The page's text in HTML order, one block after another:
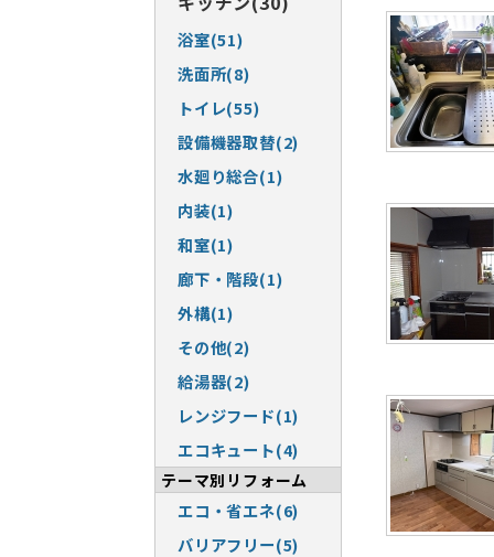
浴室(51)
洗面所(8)
トイレ(55)
設備機器取替(2)
水廻り総合(1)
内装(1)
和室(1)
廊下・階段(1)
外構(1)
その他(2)
給湯器(2)
レンジフード(1)
エコキュート(4)
テーマ別リフォーム
エコ・省エネ(6)
バリアフリー(5)